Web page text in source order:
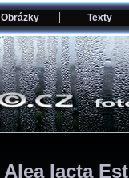
Obrázky Texty
Alea Iacta Est